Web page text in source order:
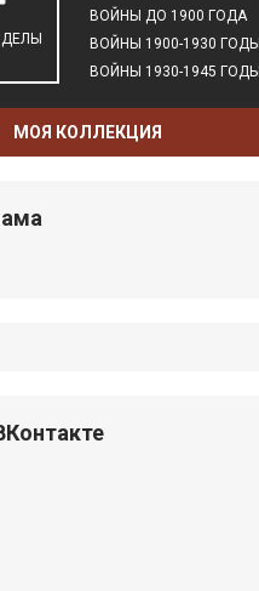
ВОЙНЫ ДО 1900 ГОДА
ВОЙНЫ 1900-1930 ГОДЫ
ВОЙНЫ 1930-1945 ГОДЫ
МОЯ КОЛЛЕКЦИЯ